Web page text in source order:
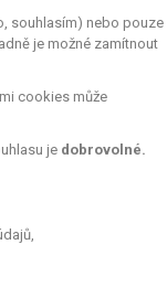
souhlasím) nebo pouze
je možné zamítnout
cookies může
je dobrovolné.